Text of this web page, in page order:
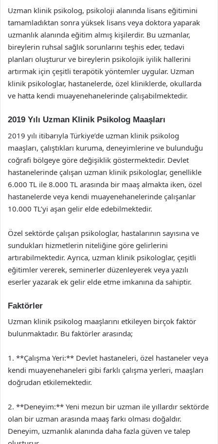
Uzman klinik psikolog, psikoloji alanında lisans eğitimini
tamamladıktan sonra yüksek lisans veya doktora yaparak
uzmanlık alanında eğitim almış kişilerdir. Bu uzmanlar,
bireylerin ruhsal sağlık sorunlarını teşhis eder, tedavi
planları oluşturur ve bireylerin psikolojik iyilik hallerini
artırmak için çeşitli terapötik yöntemler uygular. Uzman
klinik psikologlar, hastanelerde, özel kliniklerde, okullarda
ve hatta kendi muayenehanelerinde çalışabilmektedir.
2019 Yılı Uzman Klinik Psikolog Maaşları
2019 yılı itibarıyla Türkiye’de uzman klinik psikolog
maaşları, çalıştıkları kuruma, deneyimlerine ve bulunduğu
coğrafi bölgeye göre değişiklik göstermektedir. Devlet
hastanelerinde çalışan uzman klinik psikologlar, genellikle
6.000 TL ile 8.000 TL arasında bir maaş almakta iken, özel
hastanelerde veya kendi muayenehanelerinde çalışanlar
10.000 TL’yi aşan gelir elde edebilmektedir.
Özel sektörde çalışan psikologlar, hastalarının sayısına ve
sundukları hizmetlerin niteliğine göre gelirlerini
artırabilmektedir. Ayrıca, uzman klinik psikologlar, çeşitli
eğitimler vererek, seminerler düzenleyerek veya yazılı
eserler yazarak ek gelir elde etme imkanına da sahiptir.
Faktörler
Uzman klinik psikolog maaşlarını etkileyen birçok faktör
bulunmaktadır. Bu faktörler arasında;
1. **Çalışma Yeri:** Devlet hastaneleri, özel hastaneler veya
kendi muayenehaneleri gibi farklı çalışma yerleri, maaşları
doğrudan etkilemektedir.
2. **Deneyim:** Yeni mezun bir uzman ile yıllardır sektörde
olan bir uzman arasında maaş farkı olması doğaldır.
Deneyim, uzmanlık alanında daha fazla güven ve talep